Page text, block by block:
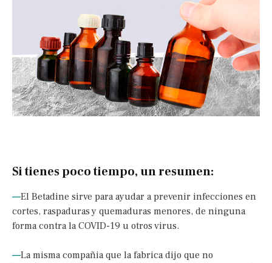
Si tienes poco tiempo, un resumen:
—El Betadine sirve para ayudar a prevenir infecciones en
cortes, raspaduras y quemaduras menores, de ninguna
forma contra la COVID-19 u otros virus.
—La misma compañia que la fabrica dijo que no